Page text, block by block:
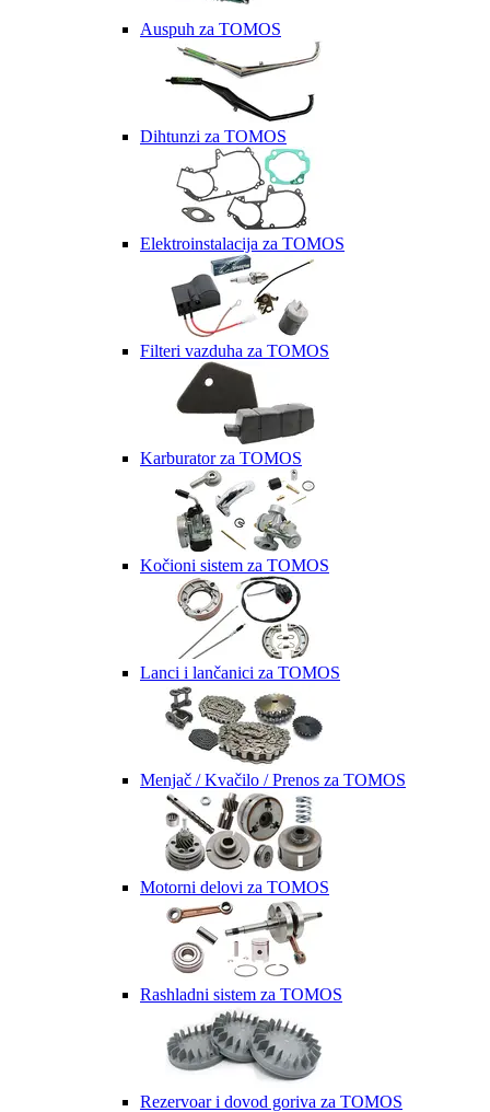
Auspuh za TOMOS
Dihtunzi za TOMOS
Elektroinstalacija za TOMOS
Filteri vazduha za TOMOS
Karburator za TOMOS
Kočioni sistem za TOMOS
Lanci i lančanici za TOMOS
Menjač / Kvačilo / Prenos za TOMOS
Motorni delovi za TOMOS
Rashladni sistem za TOMOS
Rezervoar i dovod goriva za TOMOS